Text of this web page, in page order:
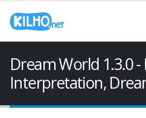
Dream World 1.3.0
Interpretation,